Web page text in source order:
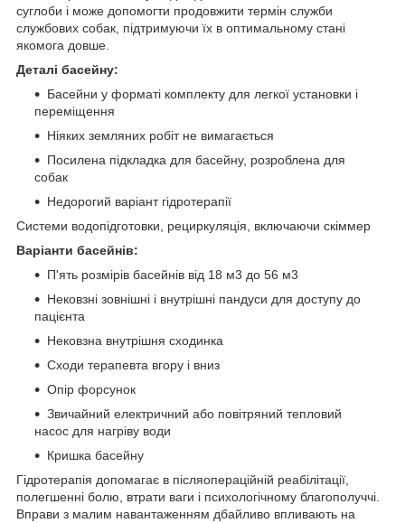
суглоби і може допомогти продовжити термін служби
службових собак, підтримуючи їх в оптимальному стані
якомога довше.
Деталі басейну:
Басейни у форматі комплекту для легкої установки і
переміщення
Ніяких земляних робіт не вимагається
Посилена підкладка для басейну, розроблена для
собак
Недорогий варіант гідротерапії
Системи водопідготовки, рециркуляція, включаючи скіммер
Варіанти басейнів:
П'ять розмірів басейнів від 18 м3 до 56 м3
Нековзні зовнішні і внутрішні пандуси для доступу до
пацієнта
Нековзна внутрішня сходинка
Сходи терапевта вгору і вниз
Опір форсунок
Звичайний електричний або повітряний тепловий
насос для нагріву води
Кришка басейну
Гідротерапія допомагає в післяопераційній реабілітації,
полегшенні болю, втрати ваги і психологічному благополуччі.
Вправи з малим навантаженням дбайливо впливають на